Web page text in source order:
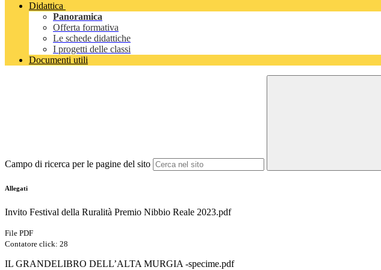
Didattica
Panoramica
Offerta formativa
Le schede didattiche
I progetti delle classi
Documenti utili
Campo di ricerca per le pagine del sito
Allegati
Invito Festival della Ruralità Premio Nibbio Reale 2023.pdf
File PDF
Contatore click: 28
IL GRANDELIBRO DELL’ALTA MURGIA -specime.pdf